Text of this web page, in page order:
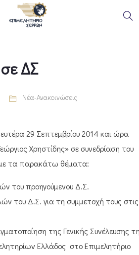
ΔΣ
Νέα-Ανακοινώσεις
29 Σεπτεμβρίου 2014 και ώρα
Χρηστίδης» σε συνεδρίαση του
με τα παρακάτω θέματα:
του προηγούμενου Δ.Σ.
του Δ.Σ. για τη συμμετοχή τους στις
της Γενικής Συνέλευσης
Ελλάδος στο Επιμελητήριο